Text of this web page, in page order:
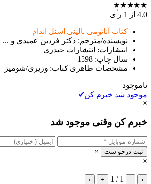
★
★
★
★
★
4.0 از 1 رأی
کتاب آناتومی بالینی اسنل اندام
نویسنده/مترجم: دکتر فردین عمیدی و ...
انتشارات: انتشارات حیدری
سال چاپ: 1398
مشخصات ظاهری کتاب: وزیری/شومیز
ناموجود
موجود شد خبرم کن✔
×
خبرم کن وقتی موجود شد
ثبت درخواست
×
×
‹
-
1 / 1
+
›